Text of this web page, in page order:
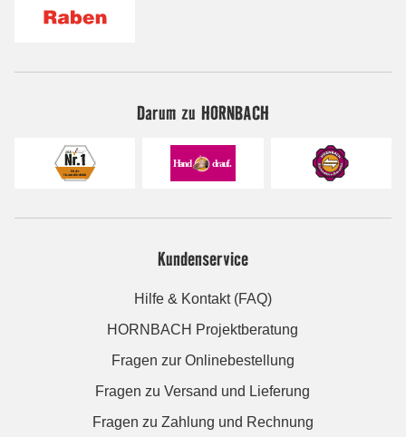
Darum zu HORNBACH
Kundenservice
Hilfe & Kontakt (FAQ)
HORNBACH Projektberatung
Fragen zur Onlinebestellung
Fragen zu Versand und Lieferung
Fragen zu Zahlung und Rechnung